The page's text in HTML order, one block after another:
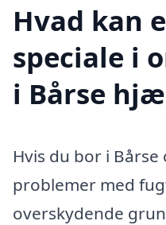
Hvad kan
speciale i
i Bårse
Hvis du bor i
problemer med
overskydende